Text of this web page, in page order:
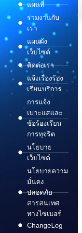
แผนที่
ร่วมงานกับ
เรา
แผนผัง
เว็บไซต์
ติดต่อเรา
แจ้งเรื่องร้อง
เรียนบริการ
การแจ้ง
เบาะแสและ
ข้อร้องเรียน
การทุจริต
นโยบาย
เว็บไซต์
นโยบายความ
มั่นคง
ปลอดภัย
สารสนเทศ
ทางไซเบอร์
ChangeLog